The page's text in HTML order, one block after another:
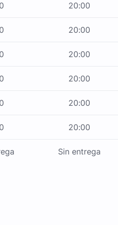
20:00
20:00
20:00
20:00
20:00
20:00
Sin entrega